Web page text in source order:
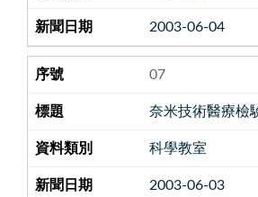
2003-06-04
07
奈米技術醫療檢
科學教室
2003-06-03